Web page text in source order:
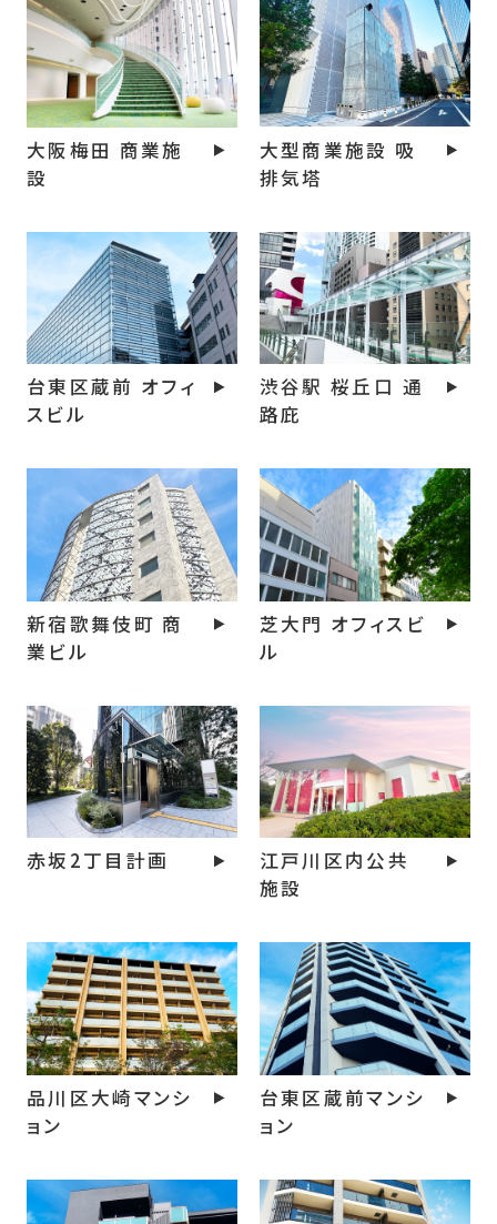
大阪梅田 商業施
設
大型商業施設 吸
排気塔
台東区蔵前 オフィ
スビル
渋谷駅 桜丘口 通
路庇
新宿歌舞伎町 商
業ビル
芝大門 オフィスビ
ル
赤坂2丁目計画
江戸川区内公共
施設
品川区大崎マンシ
ョン
台東区蔵前マンシ
ョン